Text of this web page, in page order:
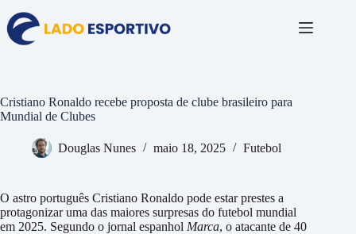
para
conteúdo
Cristiano Ronaldo recebe proposta de clube brasileiro para
Mundial de Clubes
Douglas Nunes maio 18, 2025 Futebol
O astro português Cristiano Ronaldo pode estar prestes a
protagonizar uma das maiores surpresas do futebol mundial
em 2025. Segundo o jornal espanhol Marca, o atacante de 40